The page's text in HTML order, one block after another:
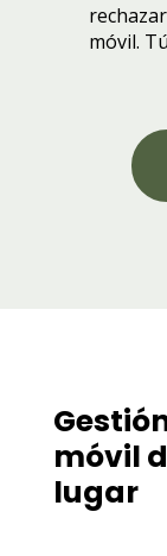
móvil.
móvil
lugar